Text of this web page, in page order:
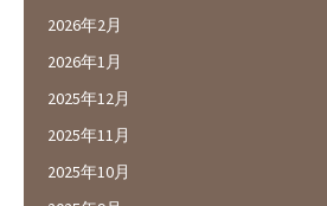
2026年2月
2026年1月
2025年12月
2025年11月
2025年10月